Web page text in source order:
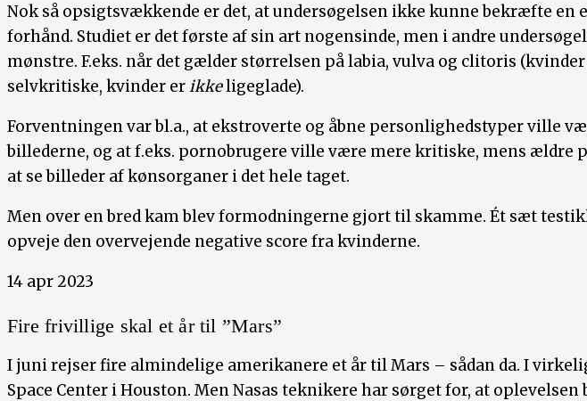
Nok så opsigtsvækkende er det, at undersøgelsen ikke kunne bekræfte en
forhånd. Studiet er det første af sin art nogensinde, men i andre
mønstre. F.eks. når det gælder størrelsen på labia, vulva og clitoris
selvkritiske, kvinder erikkeligeglade).
Forventningen var bl.a., at ekstroverte og åbne personlighedstyper ville
billederne, og at f.eks. pornobrugere ville være mere kritiske, mens ældre
at se billeder af kønsorganer i det hele taget.
Men over en bred kam blev formodningerne gjort til skamme. Ét sæt
opveje den overvejende negative score fra kvinderne.
14 apr 2023
Fire frivillige skal et år til ”Mars”
I juni rejser fire almindelige amerikanere et år til Mars – sådan da. I
Space Center i Houston. Men Nasas teknikere har sørget for, at